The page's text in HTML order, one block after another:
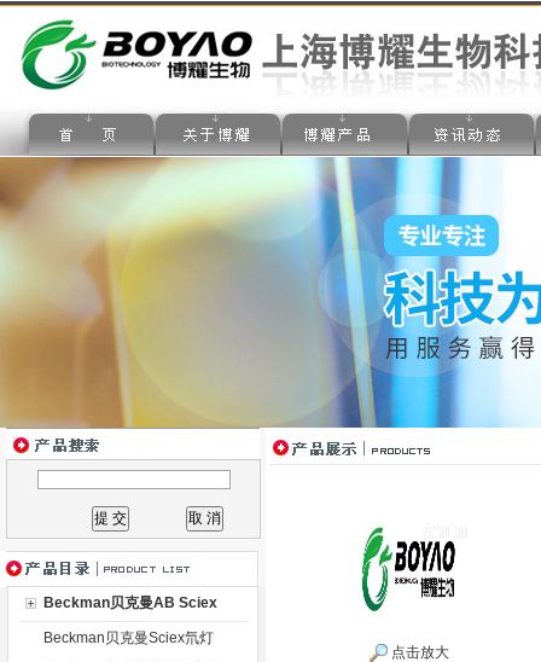
Beckman贝克曼AB Sciex
Beckman贝克曼Sciex氘灯
点击放大